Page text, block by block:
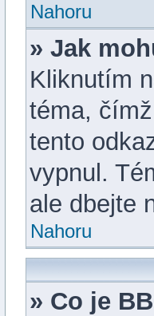
Nahoru
» Jak
Kliknutím
téma,
tento
vypnul.
ale dbejte
Nahoru
» Co je